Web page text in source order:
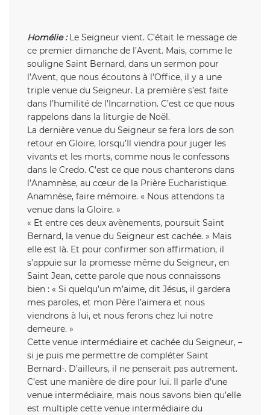
Homélie:Le Seigneur vient. C’était le message de
ce premier dimanche de l’Avent. Mais, comme le
souligne Saint Bernard, dans un sermon pour
l’Avent, que nous écoutons à l’Office, il y a une
triple venue du Seigneur. La première s’est faite
dans l’humilité de l’Incarnation. C’est ce que nous
rappelons dans la liturgie de Noël.
La dernière venue du Seigneur se fera lors de son
retour en Gloire, lorsqu’Il viendra pour juger les
vivants et les morts, comme nous le confessons
dans le Credo. C’est ce que nous chanterons dans
l’Anamnèse, au cœur de la Prière Eucharistique.
Anamnèse, faire mémoire. « Nous attendons ta
venue dans la Gloire. »
« Et entre ces deux avènements, poursuit Saint
Bernard, la venue du Seigneur est cachée. » Mais
elle est là. Et pour confirmer son affirmation, il
s’appuie sur la promesse même du Seigneur, en
Saint Jean, cette parole que nous connaissons
bien : « Si quelqu’un m’aime, dit Jésus, il gardera
mes paroles, et mon Père l’aimera et nous
viendrons à lui, et nous ferons chez lui notre
demeure. »
Cette venue intermédiaire et cachée du Seigneur, –
si je puis me permettre de compléter Saint
Bernard-. D’ailleurs, il ne penserait pas autrement.
C’est une manière de dire pour lui. Il parle d’une
venue intermédiaire, mais nous savons bien qu’elle
est multiple cette venue intermédiaire du